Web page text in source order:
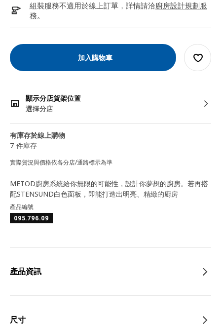
組裝服務不適用於線上訂單，詳情請洽廚房設計規劃服
務。
加入購物車
顯示分店貨架位置
選擇分店
有庫存於線上購物
7 件庫存
實際貨況與價格依各分店/通路標示為準
METOD廚房系統給你無限的可能性，設計你夢想的廚房。若再搭
配STENSUND白色面板，即能打造出明亮、精緻的廚房
產品編號
095.796.09
產品資訊
尺寸